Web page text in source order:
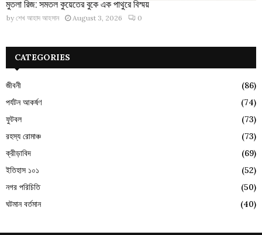
মুতলা রিজ: সমতল কুয়েতের বুকে এক পাথুরে বিস্ময়
by শেখ আহাদ আহসান August 3, 2026 0
CATEGORIES
জীবনী
(86)
পর্যটন আকর্ষণ
(74)
ফুটবল
(73)
রহস্য রোমাঞ্চ
(73)
ক্রীড়াবিদ
(69)
ইতিহাস ১০১
(52)
নগর পরিচিতি
(50)
ঘটমান বর্তমান
(40)